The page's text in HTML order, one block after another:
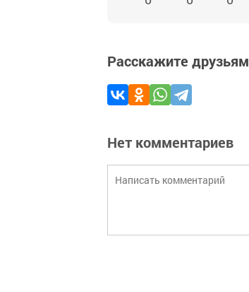
Расскажите друзьям
Нет комментариев